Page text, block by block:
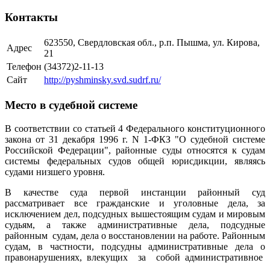
Контакты
Адрес
623550, Свердловская обл., р.п. Пышма, ул. Кирова,
21
Телефон (34372)2-11-13
Сайт
http://pyshminsky.svd.sudrf.ru/
Место в судебной системе
В соответствии со статьей 4 Федерального конституционного
закона от 31 декабря 1996 г. N 1-ФКЗ "О судебной системе
Российской Федерации", районные суды относятся к судам
системы федеральных судов общей юрисдикции, являясь
судами низшего уровня.
В качестве суда первой инстанции районный суд
рассматривает все гражданские и уголовные дела, за
исключением дел, подсудных вышестоящим судам и мировым
судьям, а также административные дела, подсудные
районным судам, дела о восстановлении на работе. Районным
судам, в частности, подсудны административные дела о
правонарушениях, влекущих за собой административное